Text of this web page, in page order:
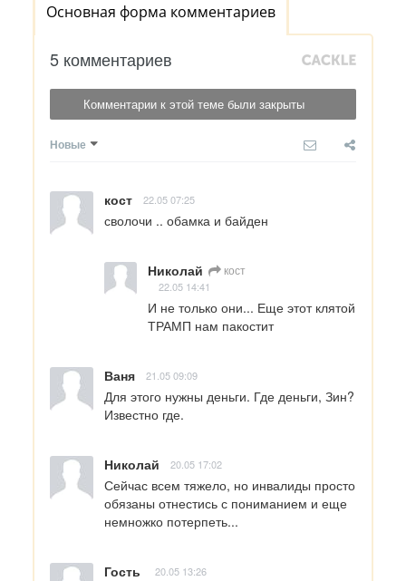
Основная форма комментариев
5 комментариев
Комментарии к этой теме были закрыты
Новые
кост 22.05 07:25
сволочи .. обамка и байден
Николай кост
22.05 14:41
И не только они... Еще этот клятой
ТРАМП нам пакостит
Ваня 21.05 09:09
Для этого нужны деньги. Где деньги, Зин?
Известно где.
Николай 20.05 17:02
Сейчас всем тяжело, но инвалиды просто
обязаны отнестись с пониманием и еще
немножко потерпеть...
Гость 20.05 13:26